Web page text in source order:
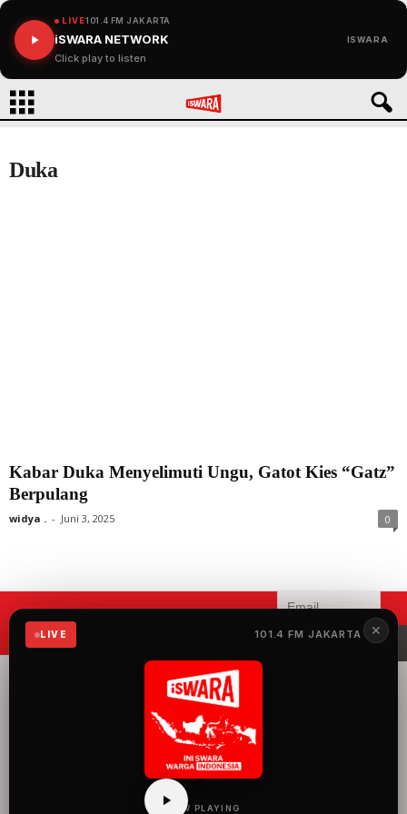
LIVE101.4 FM JAKARTA
iSWARA NETWORK
Click play to listen
ISWARA
✕
LIVE 101.4 FM JAKARTA
NOW PLAYING
Duka
Kabar Duka Menyelimuti Ungu, Gatot Kies “Gatz”
Berpulang
widya . - Juni 3, 2025 0
Mau menerima informasi terbaru
iSWARA?
konten siaran yang
baik dan keren tentang